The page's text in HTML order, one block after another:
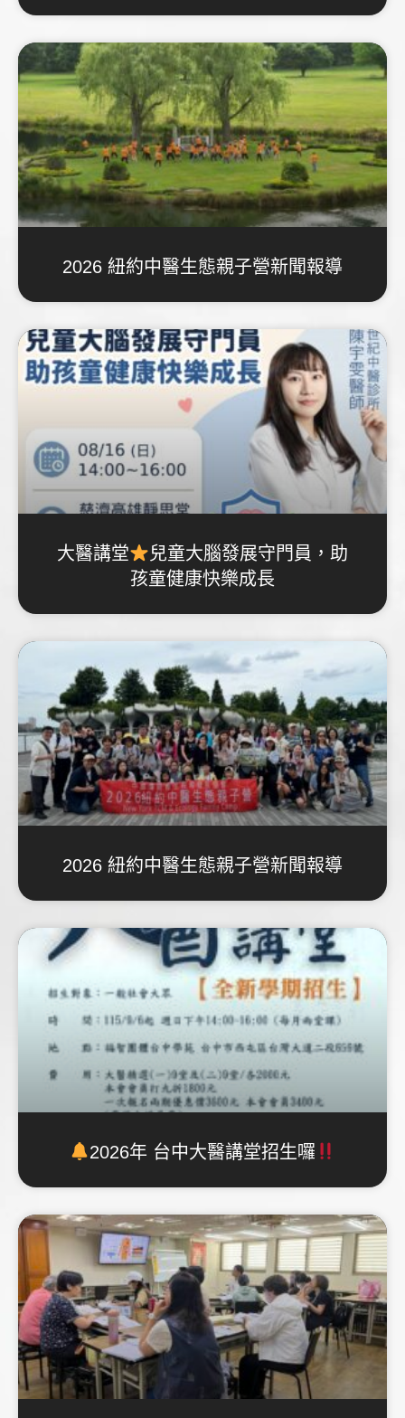
2026 紐約中醫生態親子營新聞報導
大醫講堂
兒童大腦發展守門員，助
孩童健康快樂成長
2026 紐約中醫生態親子營新聞報導
2026年 台中大醫講堂招生囉